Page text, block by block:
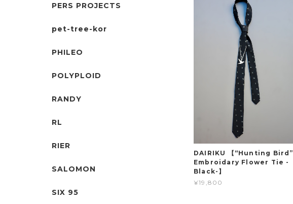
DAIRIKU 【“Hunting Bird”
Embroidary Flower Tie -
Black-】
¥19,800
PERS PROJECTS
pet-tree-kor
PHILEO
POLYPLOID
RANDY
RL
RIER
SALOMON
SIX 95